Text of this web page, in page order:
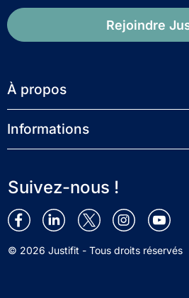
Rejoindre
À propos
Informations
Suivez-nous !
© 2026 Justifit - Tous droits réservés